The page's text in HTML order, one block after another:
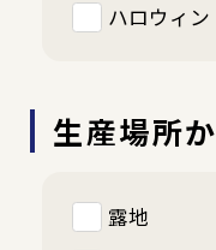
ハロウィン
生産場所
露地